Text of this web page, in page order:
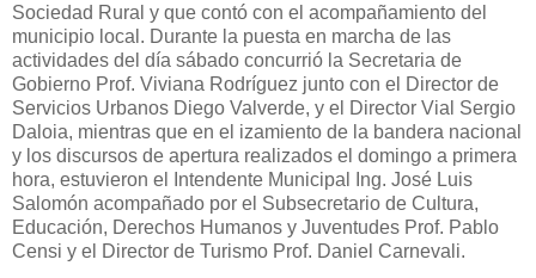
Sociedad Rural y que contó con el acompañamiento del
municipio local. Durante la puesta en marcha de las
actividades del día sábado concurrió la Secretaria de
Gobierno Prof. Viviana Rodríguez junto con el Director de
Servicios Urbanos Diego Valverde, y el Director Vial Sergio
Daloia, mientras que en el izamiento de la bandera nacional
y los discursos de apertura realizados el domingo a primera
hora, estuvieron el Intendente Municipal Ing. José Luis
Salomón acompañado por el Subsecretario de Cultura,
Educación, Derechos Humanos y Juventudes Prof. Pablo
Censi y el Director de Turismo Prof. Daniel Carnevali.